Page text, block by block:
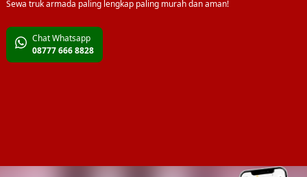
Sewa truk armada paling lengkap paling murah dan aman!
Chat Whatsapp
08777 666 8828